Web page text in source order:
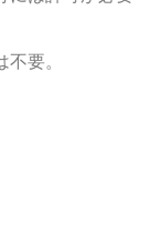
要。